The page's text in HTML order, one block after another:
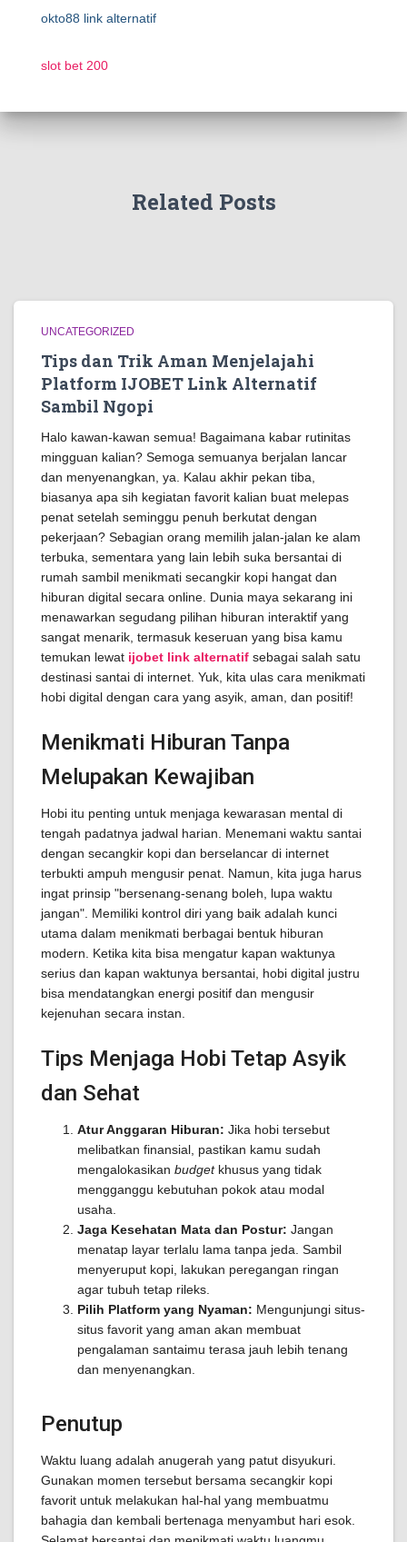
okto88 link alternatif
slot bet 200
Related Posts
UNCATEGORIZED
Tips dan Trik Aman Menjelajahi
Platform IJOBET Link Alternatif
Sambil Ngopi
Halo kawan-kawan semua! Bagaimana kabar rutinitas
mingguan kalian? Semoga semuanya berjalan lancar
dan menyenangkan, ya. Kalau akhir pekan tiba,
biasanya apa sih kegiatan favorit kalian buat melepas
penat setelah seminggu penuh berkutat dengan
pekerjaan? Sebagian orang memilih jalan-jalan ke alam
terbuka, sementara yang lain lebih suka bersantai di
rumah sambil menikmati secangkir kopi hangat dan
hiburan digital secara online. Dunia maya sekarang ini
menawarkan segudang pilihan hiburan interaktif yang
sangat menarik, termasuk keseruan yang bisa kamu
temukan lewat ijobet link alternatif sebagai salah satu
destinasi santai di internet. Yuk, kita ulas cara menikmati
hobi digital dengan cara yang asyik, aman, dan positif!
Menikmati Hiburan Tanpa
Melupakan Kewajiban
Hobi itu penting untuk menjaga kewarasan mental di
tengah padatnya jadwal harian. Menemani waktu santai
dengan secangkir kopi dan berselancar di internet
terbukti ampuh mengusir penat. Namun, kita juga harus
ingat prinsip "bersenang-senang boleh, lupa waktu
jangan". Memiliki kontrol diri yang baik adalah kunci
utama dalam menikmati berbagai bentuk hiburan
modern. Ketika kita bisa mengatur kapan waktunya
serius dan kapan waktunya bersantai, hobi digital justru
bisa mendatangkan energi positif dan mengusir
kejenuhan secara instan.
Tips Menjaga Hobi Tetap Asyik
dan Sehat
Atur Anggaran Hiburan: Jika hobi tersebut
melibatkan finansial, pastikan kamu sudah
mengalokasikan budgetkhusus yang tidak
mengganggu kebutuhan pokok atau modal
usaha.
Jaga Kesehatan Mata dan Postur: Jangan
menatap layar terlalu lama tanpa jeda. Sambil
menyeruput kopi, lakukan peregangan ringan
agar tubuh tetap rileks.
Pilih Platform yang Nyaman: Mengunjungi situs-
situs favorit yang aman akan membuat
pengalaman santaimu terasa jauh lebih tenang
dan menyenangkan.
Penutup
Waktu luang adalah anugerah yang patut disyukuri.
Gunakan momen tersebut bersama secangkir kopi
favorit untuk melakukan hal-hal yang membuatmu
bahagia dan kembali bertenaga menyambut hari esok.